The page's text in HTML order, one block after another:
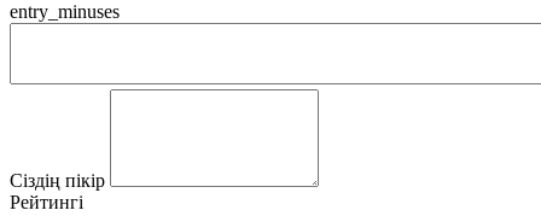
entry_minuses
Сіздің пікір
Рейтингі